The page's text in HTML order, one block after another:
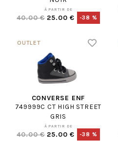
À PARTIR DE
40.00 € 25.00 € -38 %
CONVERSE ENF
749999C CT HIGH STREET
GRIS
À PARTIR DE
40.00 € 25.00 € -38 %